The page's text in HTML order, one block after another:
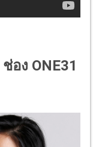
ช่อง ONE31